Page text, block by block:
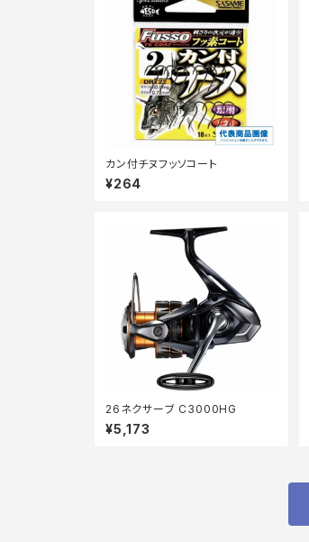
カン付チヌフッソコート
¥264
26ネクサーブ C3000HG
¥5,173